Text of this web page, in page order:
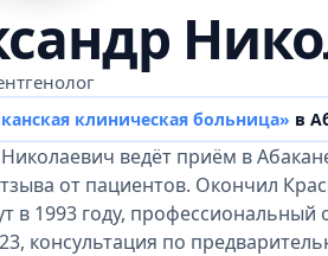
клиническая больница» в
ведёт приём в
от пациентов. Окончил
в 1993 году, профессиональный
консультация по